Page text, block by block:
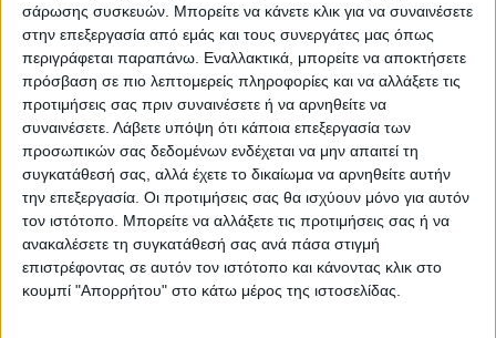
σάρωσης συσκευών. Μπορείτε να κάνετε κλικ για να συναινέσετε
στην επεξεργασία από εμάς και τους συνεργάτες μας όπως
περιγράφεται παραπάνω. Εναλλακτικά, μπορείτε να αποκτήσετε
πρόσβαση σε πιο λεπτομερείς πληροφορίες και να αλλάξετε τις
προτιμήσεις σας πριν συναινέσετε ή να αρνηθείτε να
συναινέσετε. Λάβετε υπόψη ότι κάποια επεξεργασία των
προσωπικών σας δεδομένων ενδέχεται να μην απαιτεί τη
συγκατάθεσή σας, αλλά έχετε το δικαίωμα να αρνηθείτε αυτήν
την επεξεργασία. Οι προτιμήσεις σας θα ισχύουν μόνο για αυτόν
τον ιστότοπο. Μπορείτε να αλλάξετε τις προτιμήσεις σας ή να
ανακαλέσετε τη συγκατάθεσή σας ανά πάσα στιγμή
επιστρέφοντας σε αυτόν τον ιστότοπο και κάνοντας κλικ στο
κουμπί "Απορρήτου" στο κάτω μέρος της ιστοσελίδας.
ΝΕΟΣ ΑΓΩΝ
https://neosagon.gr
Η Αρχαιότερη Καθημερινή Πρωινή Εφημερίδα της Καρδίτσας
ΠΑΡΟΜΟΙΑ ΑΡΘΡΑ